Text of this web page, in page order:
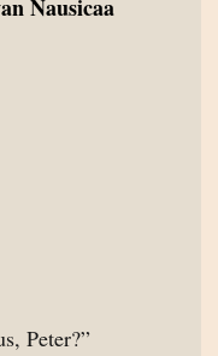
Nausicaa
Peter?”